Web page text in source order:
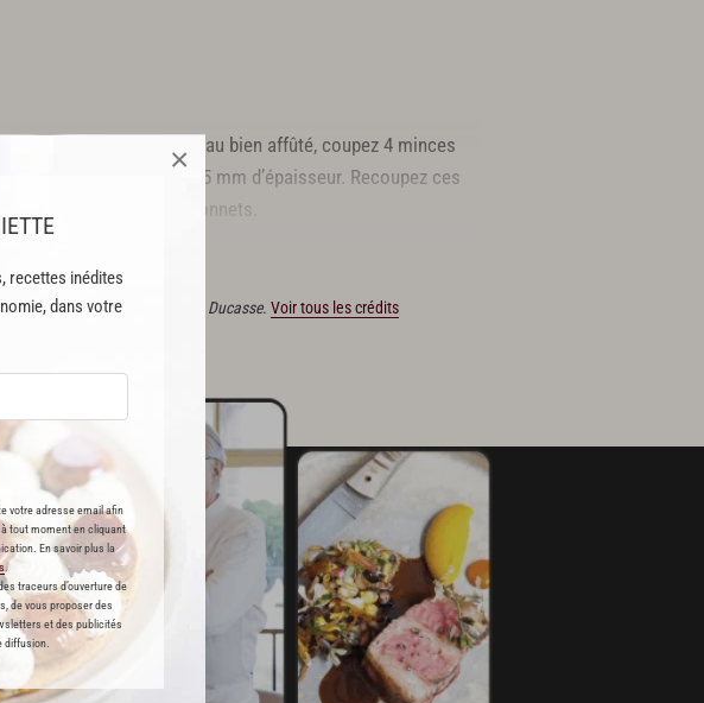
recettes inédites
dans votre
votre adresse email afin
tout moment en cliquant
En savoir plus la
.
traceurs d’ouverture de
de vous proposer des
et des publicités
diffusion.
×
la fine lame d’un couteau bien affûté, coupez 4 minces
de saumon de 3 à 5 mm d’épaisseur. Recoupez ces
de saumon en bâtonnets.
publié aux Éditions Alain Ducasse. Voir tous les crédits
Premium